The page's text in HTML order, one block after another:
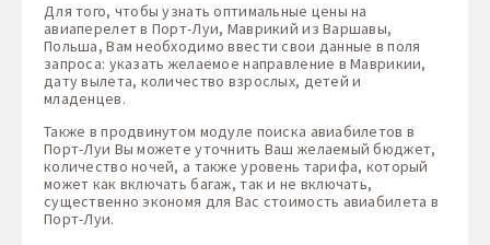
Для того, чтобы узнать оптимальные цены на
авиаперелет в Порт-Луи, Маврикий из Варшавы,
Польша, Вам необходимо ввести свои данные в поля
запроса: указать желаемое направление в Маврикии,
дату вылета, количество взрослых, детей и
младенцев.
Также в продвинутом модуле поиска авиабилетов в
Порт-Луи Вы можете уточнить Ваш желаемый бюджет,
количество ночей, а также уровень тарифа, который
может как включать багаж, так и не включать,
существенно экономя для Вас стоимость авиабилета в
Порт-Луи.